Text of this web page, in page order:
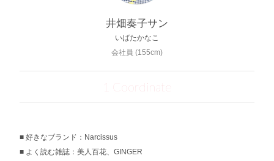
井畑奏子サン
いばたかなこ
会社員 (155cm)
1 Coordinate
好きなブランド：Narcissus
よく読む雑誌：美人百花、GINGER